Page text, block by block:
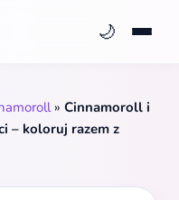
🌙
» Cinnamoroll i
– koloruj razem z